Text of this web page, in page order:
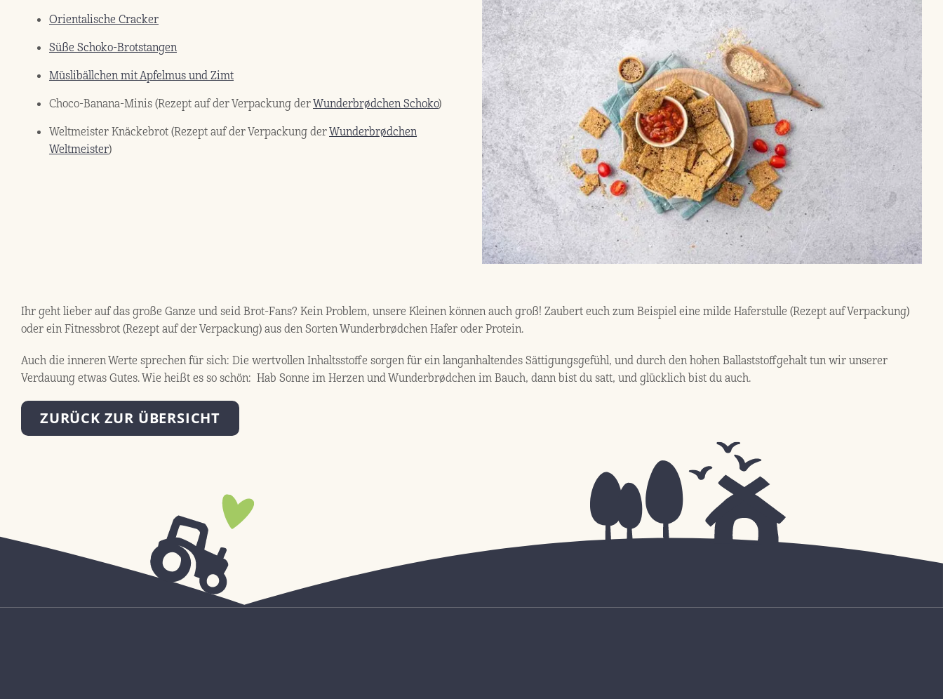
Orientalische Cracker
Süße Schoko-Brotstangen
Müslibällchen mit Apfelmus und Zimt
Choco-Banana-Minis (Rezept auf der Verpackung derWunderbrødchen Schoko)
Weltmeister Knäckebrot (Rezept auf der Verpackung derWunderbrødchen
Weltmeister)
Ihr geht lieber auf das große Ganze und seid Brot-Fans? Kein Problem, unsere Kleinen können auch groß! Zaubert euch zum Beispiel eine milde Haferstulle (Rezept auf Verpackung)
oder ein Fitnessbrot (Rezept auf der Verpackung) aus den Sorten Wunderbrødchen Hafer oder Protein.
Auch die inneren Werte sprechen für sich: Die wertvollen Inhaltsstoffe sorgen für ein langanhaltendes Sättigungsgefühl, und durch den hohen Ballaststoffgehalt tun wir unserer
Verdauung etwas Gutes. Wie heißt es so schön: Hab Sonne im Herzen und Wunderbrødchen im Bauch, dann bist du satt, und glücklich bist du auch.
ZURÜCK ZUR ÜBERSICHT